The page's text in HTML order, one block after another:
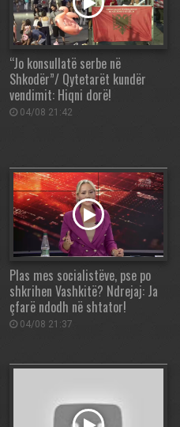
“Jo konsullatë serbe në
Shkodër”/ Qytetarët kundër
vendimit: Hiqni dorë!
04/08 21:42
Plas mes socialistëve, pse po
shkrihen Vashkitë? Ndrejaj: Ja
çfarë ndodh në shtator!
04/08 21:37